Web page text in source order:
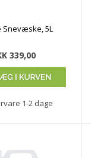
Snevæske, 5L
339,00
1-2 dage